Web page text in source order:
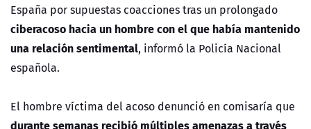
España por supuestas coacciones tras un prolongado
ciberacoso hacia un hombre con el que había mantenido
una relación sentimental, informó la Policía Nacional
española.
El hombre víctima del acoso denunció en comisaría que
durante semanas recibió múltiples amenazas a través